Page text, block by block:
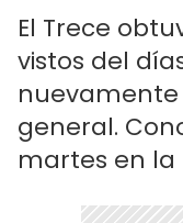
El Trece
vistos del
general.
martes en la